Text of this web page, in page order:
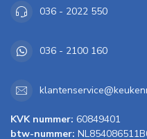
036 - 2022 550
036 - 2100 160
KVK nummer: 60849401
btw-nummer: